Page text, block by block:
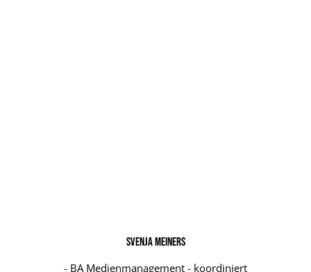
Svenja Meiners
- BA Medienmanagement - koordiniert